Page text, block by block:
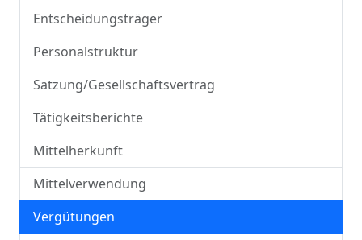
Entscheidungsträger
Personalstruktur
Satzung/Gesellschaftsvertrag
Tätigkeitsberichte
Mittelherkunft
Mittelverwendung
Vergütungen